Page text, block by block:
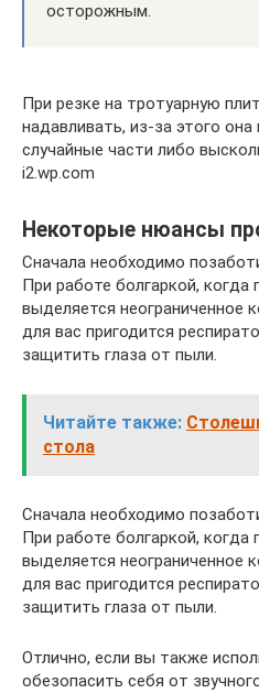
осторожным.
При резке на тротуарную
надавливать, из-за этого
случайные части либо
i2.wp.com
Некоторые нюансы
Сначала необходимо
При работе болгаркой, когда
выделяется неограниченное
для вас пригодится
защитить глаза от пыли.
Читайте также:
стола
Сначала необходимо
При работе болгаркой, когда
выделяется неограниченное
для вас пригодится
защитить глаза от пыли.
Отлично, если вы также
обезопасить себя от